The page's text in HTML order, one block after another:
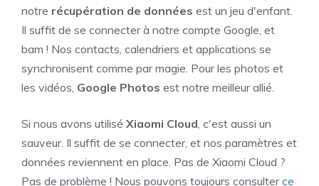
notre récupération de données est un jeu d'enfant.
Il suffit de se connecter à notre compte Google, et
bam ! Nos contacts, calendriers et applications se
synchronisent comme par magie. Pour les photos et
les vidéos, Google Photos est notre meilleur allié.
Si nous avons utilisé Xiaomi Cloud, c'est aussi un
sauveur. Il suffit de se connecter, et nos paramètres et
données reviennent en place. Pas de Xiaomi Cloud ?
Pas de problème ! Nous pouvons toujours consulterce